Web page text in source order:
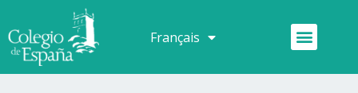
au
contenu
Français
Español Menu